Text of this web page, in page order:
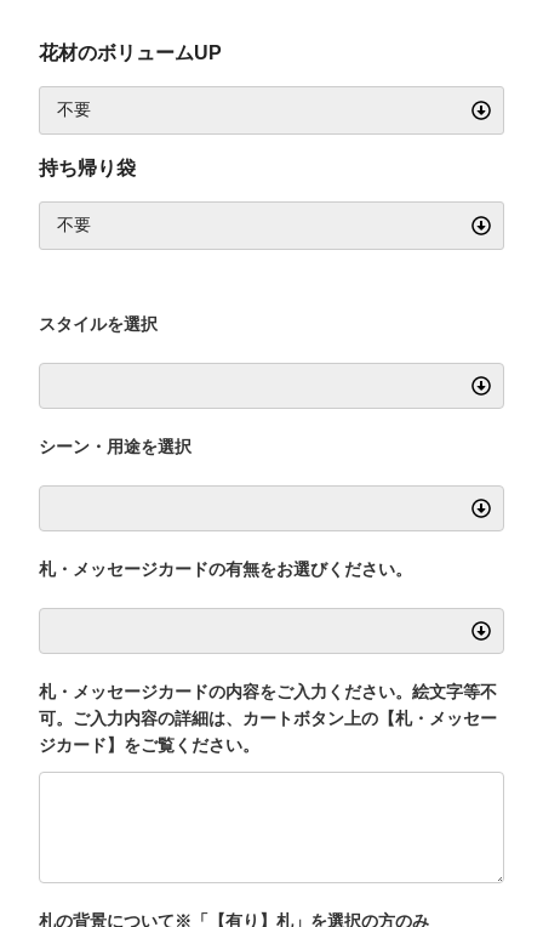
花材のボリュームUP
持ち帰り袋
スタイルを選択
シーン・用途を選択
札・メッセージカードの有無をお選びください。
札・メッセージカードの内容をご入力ください。絵文字等不
可。ご入力内容の詳細は、カートボタン上の【札・メッセー
ジカード】をご覧ください。
札の背景について※「【有り】札」を選択の方のみ